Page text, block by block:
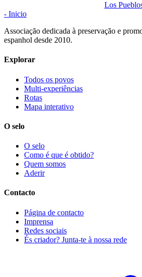
Los
- Inicio
Associação dedicada à preservação e
espanhol desde 2010.
Explorar
Todos os povos
Multi-experiências
Rotas
Mapa interativo
O selo
O selo
Como é que é obtido?
Quem somos
Aderir
Contacto
Página de contacto
Imprensa
Redes sociais
És criador? Junta-te à nossa rede